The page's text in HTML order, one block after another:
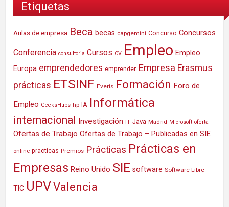
Etiquetas
Aulas de empresa Beca becas capgemini Concurso Concursos
Conferencia consultoria Cursos CV Empleo Empleo
Europa emprendedores emprender Empresa Erasmus
prácticas ETSINF Everis Formación Foro de
Empleo GeeksHubs hp IA Informática
internacional Investigación IT Java Madrid Microsoft oferta
Ofertas de Trabajo Ofertas de Trabajo – Publicadas en SIE
online practicas Premios Prácticas Prácticas en
Empresas Reino Unido SIE software Software Libre
TIC UPVValencia